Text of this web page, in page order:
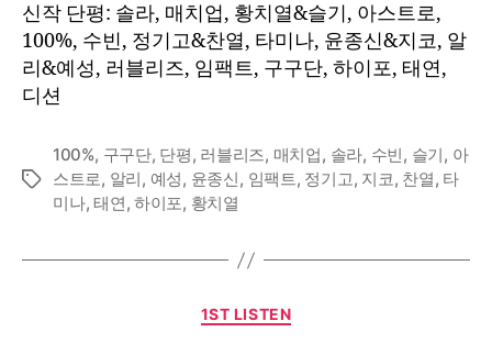
2
월
하
신작 단평: 솔라, 매치업, 황치열&슬기, 아스트로,
100%, 수빈, 정기고&찬열, 타미나, 윤종신&지코, 알
리&예성, 러블리즈, 임팩트, 구구단, 하이포, 태연,
디션
Tags
100%, 구구단, 단평, 러블리즈, 매치업, 솔라, 수빈, 슬기, 아
스트로, 알리, 예성, 윤종신, 임팩트, 정기고, 지코, 찬열, 타
미나, 태연, 하이포, 황치열
Categories
1ST LISTEN